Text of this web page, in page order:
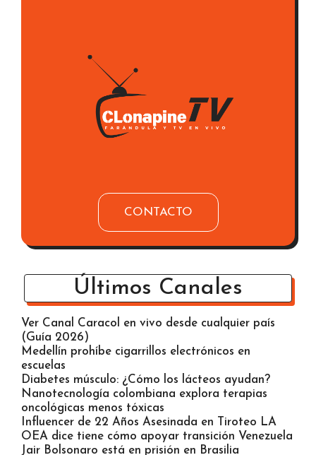
CONTACTO
Últimos Canales
Ver Canal Caracol en vivo desde cualquier país
(Guía 2026)
Medellín prohíbe cigarrillos electrónicos en
escuelas
Diabetes músculo: ¿Cómo los lácteos ayudan?
Nanotecnología colombiana explora terapias
oncológicas menos tóxicas